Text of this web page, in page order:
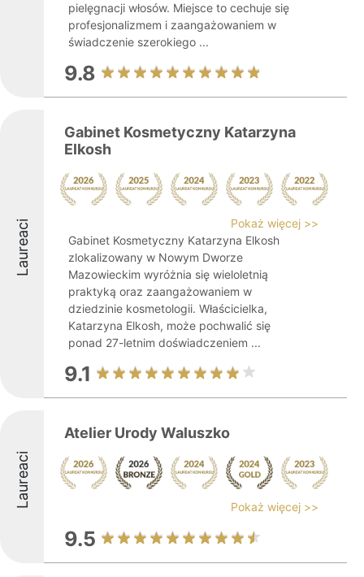
pielęgnacji włosów. Miejsce to cechuje się
profesjonalizmem i zaangażowaniem w
świadczenie szerokiego ...
9.8
Laureaci
Gabinet Kosmetyczny Katarzyna
Elkosh
Pokaż więcej >>
Gabinet Kosmetyczny Katarzyna Elkosh
zlokalizowany w Nowym Dworze
Mazowieckim wyróżnia się wieloletnią
praktyką oraz zaangażowaniem w
dziedzinie kosmetologii. Właścicielka,
Katarzyna Elkosh, może pochwalić się
ponad 27-letnim doświadczeniem ...
9.1
Laureaci
Atelier Urody Waluszko
Pokaż więcej >>
9.5